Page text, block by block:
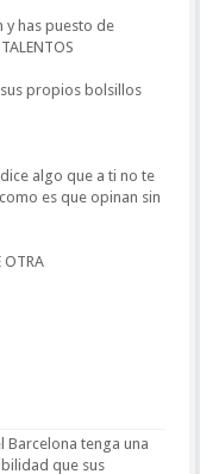
y has puesto de
propios bolsillos
algo que a ti no te
es que opinan sin
OTRA
Barcelona tenga una
que sus